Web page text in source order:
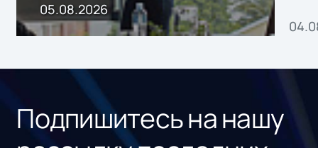
05.08.2026
Подпишитесь на нашу